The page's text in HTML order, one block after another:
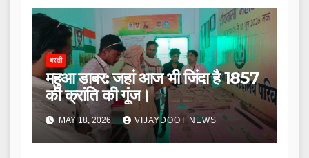
बस्ती
महुआ डाबर: जहां आज भी जिंदा है 1857
की क्रांति की गूंज।
MAY 18, 2026 VIJAYDOOT NEWS